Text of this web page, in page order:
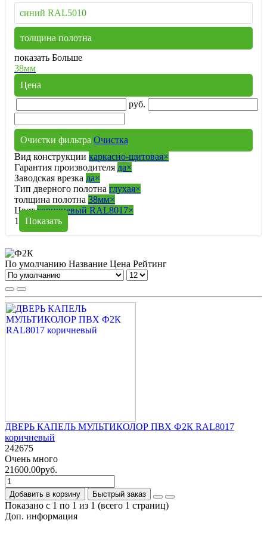
синий RAL5010
толщина полотна
показать Больше
38мм
Цена
руб.
Очистки фильтра Очистка
Вид конструкции каркасно-щитовая×
Гарантия производителя да×
Заводская врезка да×
Тип дверного полотна глухая×
толщина полотна 38мм×
Цвет коричневый RAL8017×
1
Показать
По умолчанию Название Цена Рейтинг
ДВЕРЬ КАПЕЛЬ МУЛЬТИКОЛОР ПВХ Ф2К RAL8017
коричневый
242675
Очень много
21600.00руб.
Добавить в корзину Быстрый заказ
Показано с 1 по 1 из 1 (всего 1 страниц)
Доп. информация